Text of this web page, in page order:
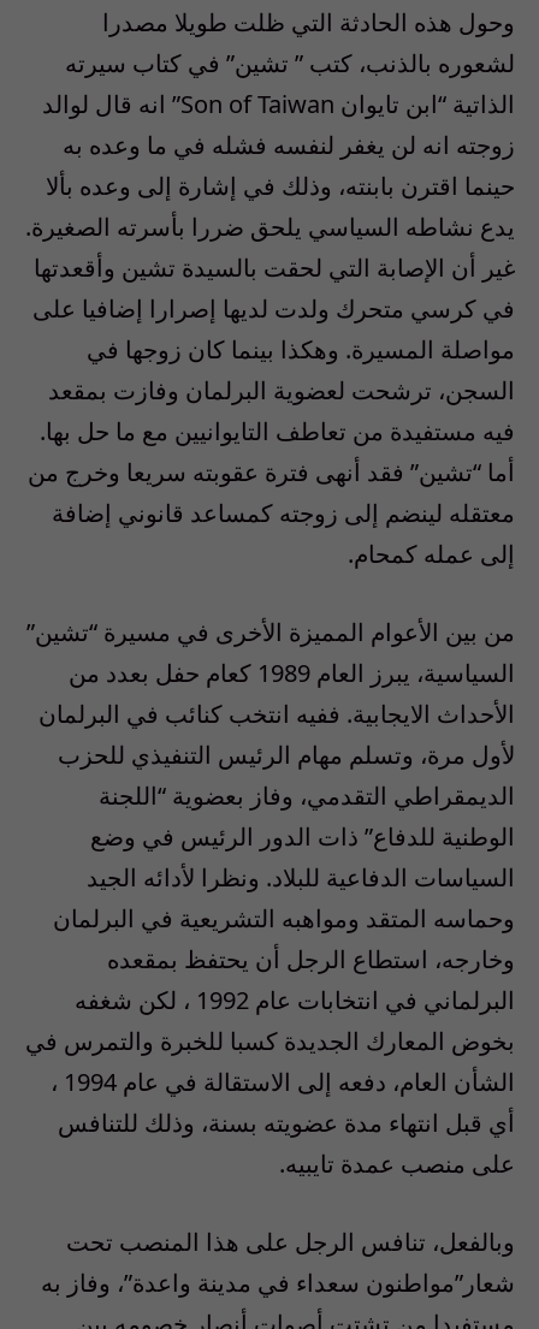
وحول هذه الحادثة التي ظلت طويلا مصدرا
لشعوره بالذنب، كتب ” تشين” في كتاب سيرته
الذاتية “ابن تايوان Son of Taiwan” انه قال لوالد
زوجته انه لن يغفر لنفسه فشله في ما وعده به
حينما اقترن بابنته، وذلك في إشارة إلى وعده بألا
يدع نشاطه السياسي يلحق ضررا بأسرته الصغيرة.
غير أن الإصابة التي لحقت بالسيدة تشين وأقعدتها
في كرسي متحرك ولدت لديها إصرارا إضافيا على
مواصلة المسيرة. وهكذا بينما كان زوجها في
السجن، ترشحت لعضوية البرلمان وفازت بمقعد
فيه مستفيدة من تعاطف التايوانيين مع ما حل بها.
أما “تشين” فقد أنهى فترة عقوبته سريعا وخرج من
معتقله لينضم إلى زوجته كمساعد قانوني إضافة
إلى عمله كمحام.
من بين الأعوام المميزة الأخرى في مسيرة “تشين”
السياسية، يبرز العام 1989 كعام حفل بعدد من
الأحداث الايجابية. ففيه انتخب كنائب في البرلمان
لأول مرة، وتسلم مهام الرئيس التنفيذي للحزب
الديمقراطي التقدمي، وفاز بعضوية “اللجنة
الوطنية للدفاع” ذات الدور الرئيس في وضع
السياسات الدفاعية للبلاد. ونظرا لأدائه الجيد
وحماسه المتقد ومواهبه التشريعية في البرلمان
وخارجه، استطاع الرجل أن يحتفظ بمقعده
البرلماني في انتخابات عام 1992 ، لكن شغفه
بخوض المعارك الجديدة كسبا للخبرة والتمرس في
الشأن العام، دفعه إلى الاستقالة في عام 1994 ،
أي قبل انتهاء مدة عضويته بسنة، وذلك للتنافس
على منصب عمدة تايبيه.
وبالفعل، تنافس الرجل على هذا المنصب تحت
شعار”مواطنون سعداء في مدينة واعدة”، وفاز به